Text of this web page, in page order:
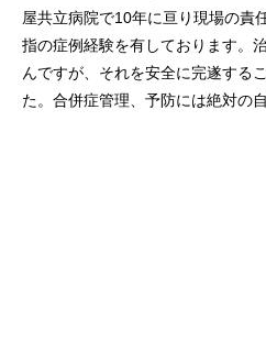
屋共立病院で10年に亘り現場の責
指の症例経験を有しております。
んですが、それを安全に完遂する
た。合併症管理、予防には絶対の